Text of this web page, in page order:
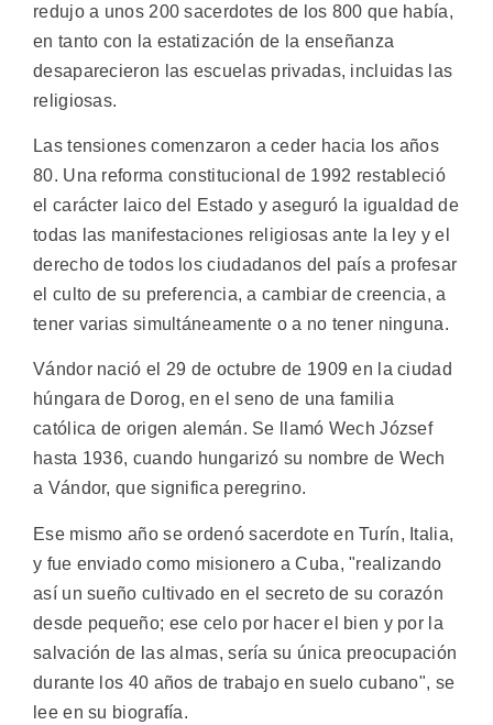
redujo a unos 200 sacerdotes de los 800 que había,
en tanto con la estatización de la enseñanza
desaparecieron las escuelas privadas, incluidas las
religiosas.
Las tensiones comenzaron a ceder hacia los años
80. Una reforma constitucional de 1992 restableció
el carácter laico del Estado y aseguró la igualdad de
todas las manifestaciones religiosas ante la ley y el
derecho de todos los ciudadanos del país a profesar
el culto de su preferencia, a cambiar de creencia, a
tener varias simultáneamente o a no tener ninguna.
Vándor nació el 29 de octubre de 1909 en la ciudad
húngara de Dorog, en el seno de una familia
católica de origen alemán. Se llamó Wech József
hasta 1936, cuando hungarizó su nombre de Wech
a Vándor, que significa peregrino.
Ese mismo año se ordenó sacerdote en Turín, Italia,
y fue enviado como misionero a Cuba, "realizando
así un sueño cultivado en el secreto de su corazón
desde pequeño; ese celo por hacer el bien y por la
salvación de las almas, sería su única preocupación
durante los 40 años de trabajo en suelo cubano", se
lee en su biografía.